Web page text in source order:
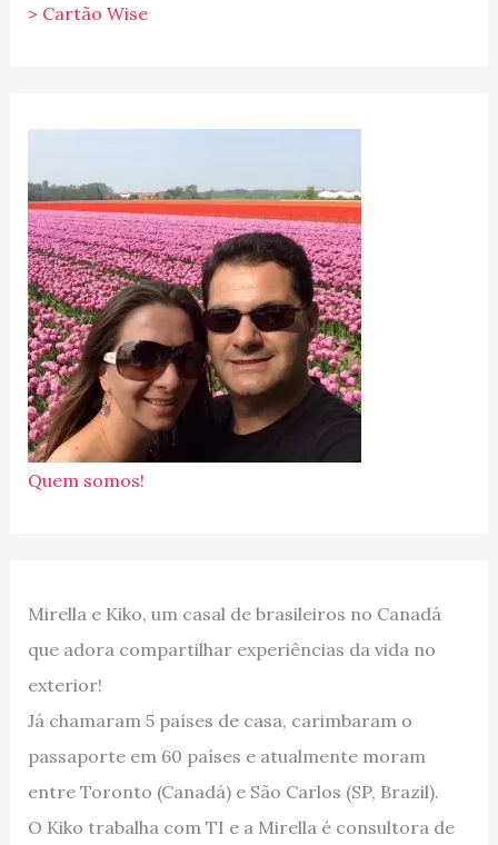
> Cartão Wise
Quem somos!
Mirella e Kiko, um casal de brasileiros no Canadá
que adora compartilhar experiências da vida no
exterior!
Já chamaram 5 países de casa, carimbaram o
passaporte em 60 países e atualmente moram
entre Toronto (Canadá) e São Carlos (SP, Brazil).
O Kiko trabalha com TI e a Mirella é consultora de